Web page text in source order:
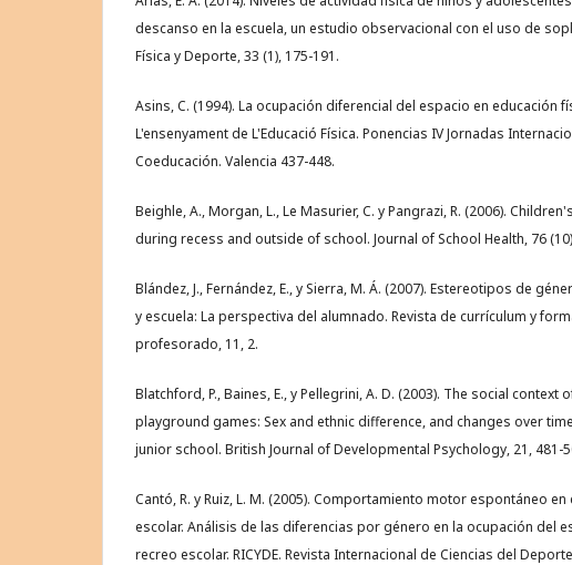
descanso en la escuela, un estudio observacional con el uso de
Física y Deporte, 33 (1), 175-191.
Asins, C. (1994). La ocupación diferencial del espacio en educación
L'ensenyament de L'Educació Física. Ponencias IV Jornadas
Coeducación. Valencia 437-448.
Beighle, A., Morgan, L., Le Masurier, C. y Pangrazi, R. (2006).
during recess and outside of school. Journal of School Health, 76
Blández, J., Fernández, E., y Sierra, M. Á. (2007). Estereotipos de
y escuela: La perspectiva del alumnado. Revista de currículum y
profesorado, 11, 2.
Blatchford, P., Baines, E., y Pellegrini, A. D. (2003). The social context
playground games: Sex and ethnic difference, and changes over
junior school. British Journal of Developmental Psychology, 21, 481-
Cantó, R. y Ruiz, L. M. (2005). Comportamiento motor espontáneo
escolar. Análisis de las diferencias por género en la ocupación del
recreo escolar. RICYDE. Revista Internacional de Ciencias del